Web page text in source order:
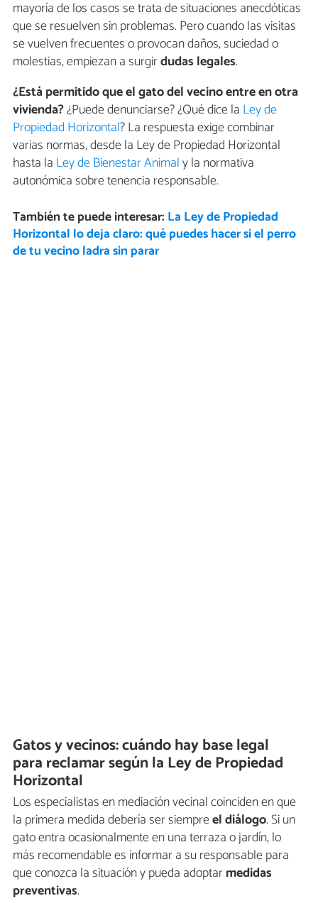
mayoría de los casos se trata de situaciones anecdóticas
que se resuelven sin problemas. Pero cuando las visitas
se vuelven frecuentes o provocan daños, suciedad o
molestias, empiezan a surgirdudas legales.
¿Está permitido que el gato del vecino entre en otra
vivienda?¿Puede denunciarse? ¿Qué dice la Ley de
Propiedad Horizontal? La respuesta exige combinar
varias normas, desde la Ley de Propiedad Horizontal
hasta la Ley de Bienestar Animaly la normativa
autonómica sobre tenencia responsable.
También te puede interesar: La Ley de Propiedad
Horizontal lo deja claro: qué puedes hacer si el perro
de tu vecino ladra sin parar
Gatos y vecinos: cuándo hay base legal
para reclamar según la Ley de Propiedad
Horizontal
Los especialistas en mediación vecinal coinciden en que
la primera medida debería ser siempreel diálogo. Si un
gato entra ocasionalmente en una terraza o jardín, lo
más recomendable es informar a su responsable para
que conozca la situación y pueda adoptarmedidas
preventivas.